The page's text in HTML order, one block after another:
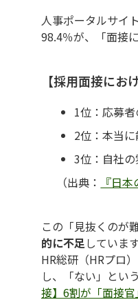
人事ポータルサイ
98.4％が、「面接
【採用面接にお
1位：応募
2位：本当
3位：自社
（出典：
『日
この「見抜くのが
的に不足しています
HR総研（HRプロ
し、「ない」とい
接】6割が「面接